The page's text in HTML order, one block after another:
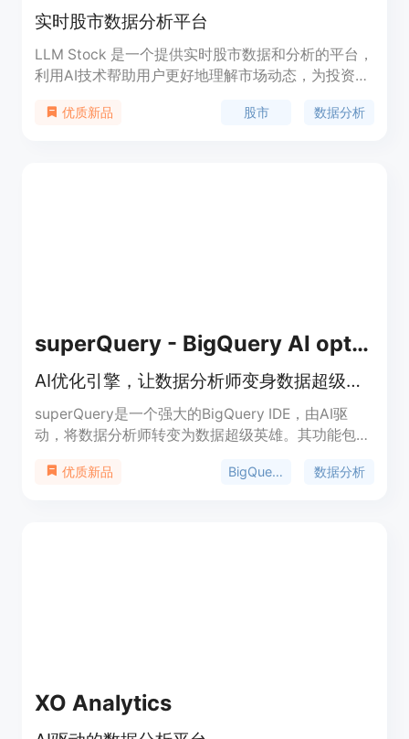
实时股市数据分析平台
LLM Stock 是一个提供实时股市数据和分析的平台，
利用AI技术帮助用户更好地理解市场动态，为投资决
投资者提供实时数据、市场分析、投资组合管理等一
优质新品 股市 数据分析
superQuery - BigQuery AI optimization engine
AI优化引擎，让数据分析师变身数据超级英雄
superQuery是一个强大的BigQuery IDE，由AI驱
动，将数据分析师转变为数据超级英雄。其功能包
执行、自动检测标准/传统SQL、变量使用、查询结
优质新品 BigQuery 数据分析
XO Analytics